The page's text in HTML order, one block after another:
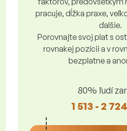
pracuje, dĺžka praxe,
ďalšie.
Porovnajte svoj plat s
rovnakej pozícii a v
bezplatne a
80% ľudí
1 513 - 2